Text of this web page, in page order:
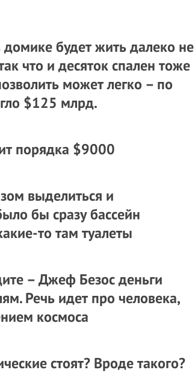
домике будет жить далеко не
что и десяток спален тоже
может легко – по
$125 млрд.
порядка $9000
выделиться и
бы сразу бассейн
то там туалеты
– Джеф Безос деньги
Речь идет про человека,
космоса
стоят? Вроде такого?